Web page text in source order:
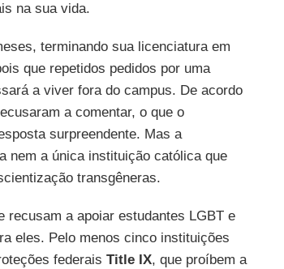
na sua vida.
terminando sua licenciatura em
que repetidos pedidos por uma
a viver fora do campus. De acordo
a comentar, o que o
surpreendente. Mas a
nem a única instituição católica que
transgêneras.
recusam a apoiar estudantes LGBT e
eles. Pelo menos cinco instituições
federais Title IX, que proíbem a